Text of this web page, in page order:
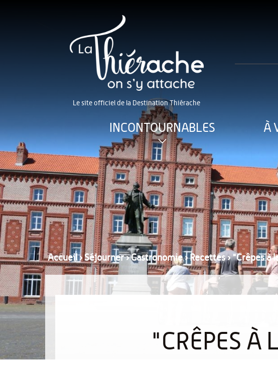
Le site officiel de la Destination Thiérache
INCONTOURNABLES À
Accueil›Séjourner›Gastronomie›Recettes›"Crêpes à
"CRÊPES À